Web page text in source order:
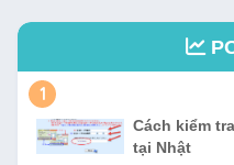
1
Cách kiểm
tại Nhật